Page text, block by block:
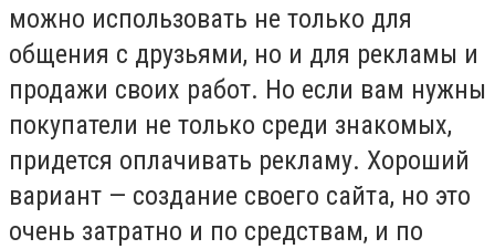
можно использовать не только для
общения с друзьями, но и для рекламы и
продажи своих работ. Но если вам нужны
покупатели не только среди знакомых,
придется оплачивать рекламу. Хороший
вариант — создание своего сайта, но это
очень затратно и по средствам, и по